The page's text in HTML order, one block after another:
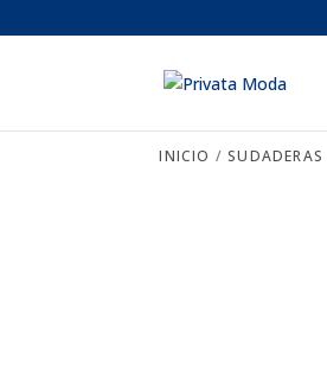
INICIO /SUDADERAS